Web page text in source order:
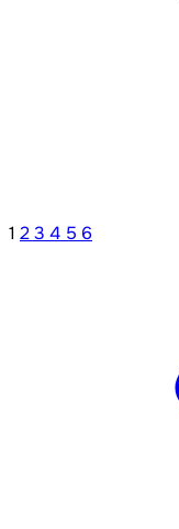
1 23 4 5 6